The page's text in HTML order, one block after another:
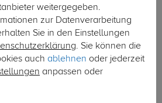
weitergegeben.
zur Datenverarbeitung
Sie in den Einstellungen
. Sie können die
auch ablehnen oder jederzeit
anpassen oder